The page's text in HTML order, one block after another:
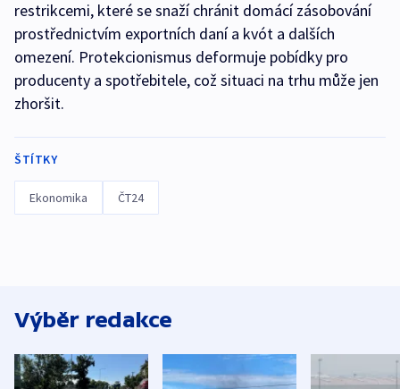
restrikcemi, které se snaží chránit domácí zásobování
prostřednictvím exportních daní a kvót a dalších
omezení. Protekcionismus deformuje pobídky pro
producenty a spotřebitele, což situaci na trhu může jen
zhoršit.
ŠTÍTKY
Ekonomika ČT24
Výběr redakce